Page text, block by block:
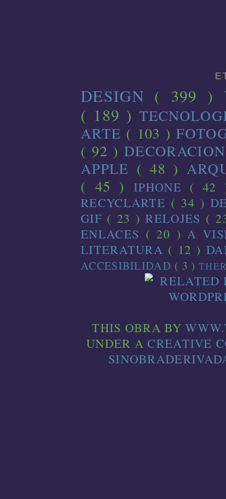
DESIGN ( 399 )
( 189 )
ARTE ( 103 )
( 92 )
APPLE ( 48 )
( 45 )IPHONE (
RECYCLARTE ( 34 )
GIF ( 23 )RELOJES (
ENLACES ( 20 )A
LITERATURA ( 12 )
ACCESIBILIDAD ( 3 )
THIS OBRA BY
UNDER ACREATIVE